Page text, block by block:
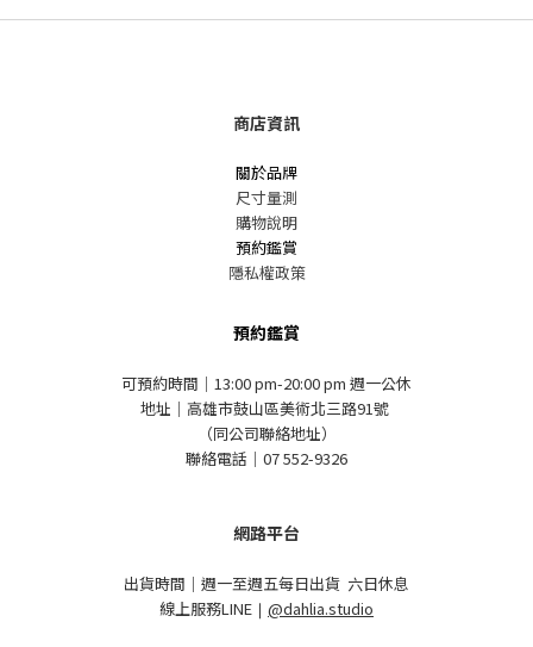
商店資訊
關於品牌
尺寸量測
購物說明
預約鑑賞
隱私權政策
預約鑑賞
可預約時間｜13:00 pm-20:00 pm 週一公休
地址｜高雄市鼓山區美術北三路91號
（同公司聯絡地址）
聯絡電話｜07 552-9326
網路平台
出貨時間｜週一至週五每日出貨 六日休息
線上服務LINE ｜ @dahlia.studio